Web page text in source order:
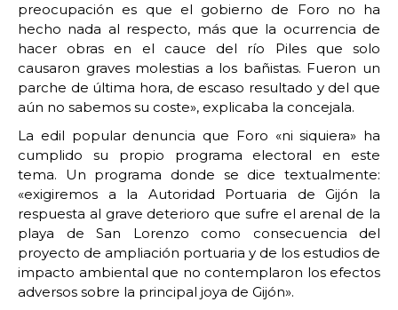
preocupación es que el gobierno de Foro no ha
hecho nada al respecto, más que la ocurrencia de
hacer obras en el cauce del río Piles que solo
causaron graves molestias a los bañistas. Fueron un
parche de última hora, de escaso resultado y del que
aún no sabemos su coste», explicaba la concejala.
La edil popular denuncia que Foro «ni siquiera» ha
cumplido su propio programa electoral en este
tema. Un programa donde se dice textualmente:
«exigiremos a la Autoridad Portuaria de Gijón la
respuesta al grave deterioro que sufre el arenal de la
playa de San Lorenzo como consecuencia del
proyecto de ampliación portuaria y de los estudios de
impacto ambiental que no contemplaron los efectos
adversos sobre la principal joya de Gijón».